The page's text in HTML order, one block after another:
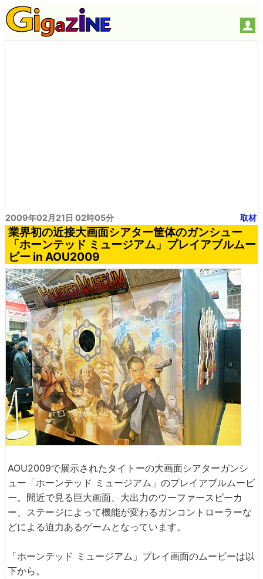
2009年02月21日 02時05分 取材
業界初の近接大画面シアター筐体のガンシュー
「ホーンテッド ミュージアム」プレイアブルムー
ビー in AOU2009
AOU2009で展示されたタイトーの大画面シアターガンシ
ュー「ホーンテッド ミュージアム」のプレイアブルムービ
ー。間近で見る巨大画面、大出力のウーファースピーカ
ー、ステージによって機能が変わるガンコントローラーな
どによる迫力あるゲームとなっています。
「ホーンテッド ミュージアム」プレイ画面のムービーは以
下から。